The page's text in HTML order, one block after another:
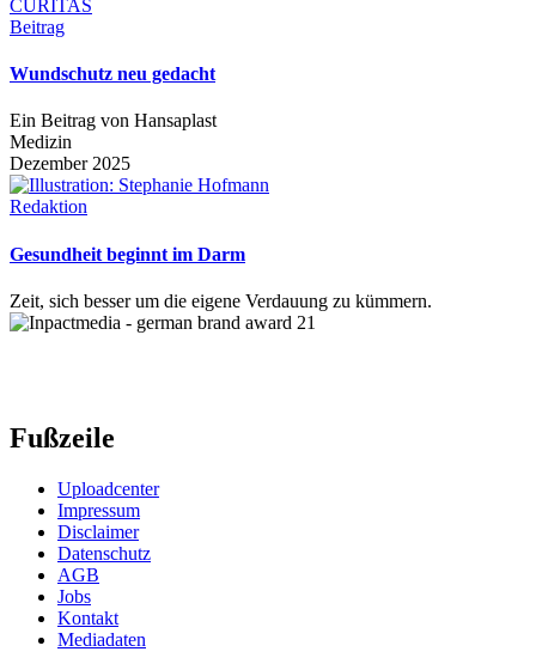
Beitrag
Wundschutz neu gedacht
Ein Beitrag von Hansaplast
Medizin
Dezember 2025
Redaktion
Gesundheit beginnt im Darm
Zeit, sich besser um die eigene Verdauung zu kümmern.
Fußzeile
Uploadcenter
Impressum
Disclaimer
Datenschutz
AGB
Jobs
Kontakt
Mediadaten